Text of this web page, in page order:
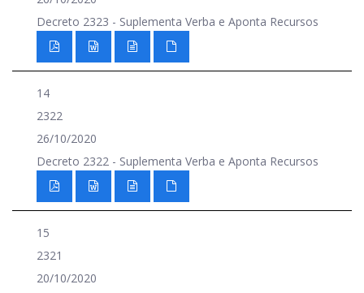
Decreto 2323 - Suplementa Verba e Aponta Recursos
14
2322
26/10/2020
Decreto 2322 - Suplementa Verba e Aponta Recursos
15
2321
20/10/2020